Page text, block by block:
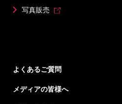
写真販売
よくあるご質問
メディアの皆様へ